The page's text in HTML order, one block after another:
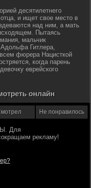
десятилетнего
и ищет свое место в
над ним, а мать
Пытаясь
мальчик
Адольфа Гитлера,
фюрера Нацисткой
когда парень
еврейского
онлайн
Не понравилось